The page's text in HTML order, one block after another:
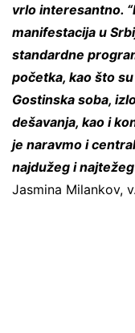
vrlo interesantno.
manifestacija u
standardne
početka, kao što
Gostinska soba,
dešavanja, kao i
je naravmo i
najdužeg i
Jasmina Milankov,